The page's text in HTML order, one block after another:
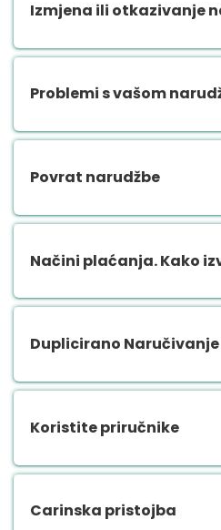
Izmjena ili otkazivanje
Problemi s vašom
Povrat narudžbe
Načini plaćanja. Kako
Duplicirano Naručivanje
Koristite priručnike
Carinska pristojba